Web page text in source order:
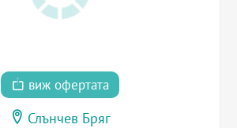
виж офертата
Слънчев Бряг